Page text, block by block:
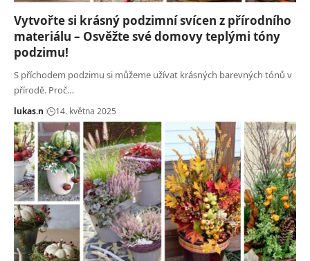
Vytvořte si krásný podzimní svícen z přírodního
materiálu – Osvěžte své domovy teplými tóny
podzimu!
S příchodem podzimu si můžeme užívat krásných barevných tónů v
přírodě. Proč…
lukas.n 14. května 2025